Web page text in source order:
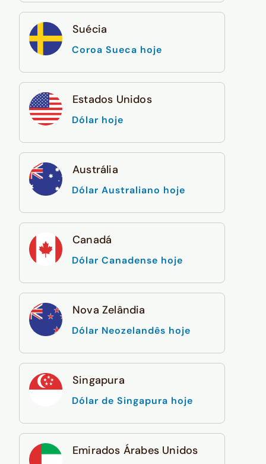
Suécia
Coroa Sueca hoje
Estados Unidos
Dólar hoje
Austrália
Dólar Australiano hoje
Canadá
Dólar Canadense hoje
Nova Zelândia
Dólar Neozelandês hoje
Singapura
Dólar de Singapura hoje
Emirados Árabes Unidos